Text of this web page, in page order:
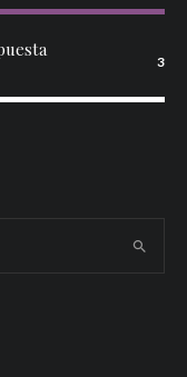
3